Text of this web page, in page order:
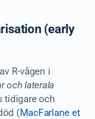
(early
R-vågen i
och laterala
tidigare och
(MacFarlane et